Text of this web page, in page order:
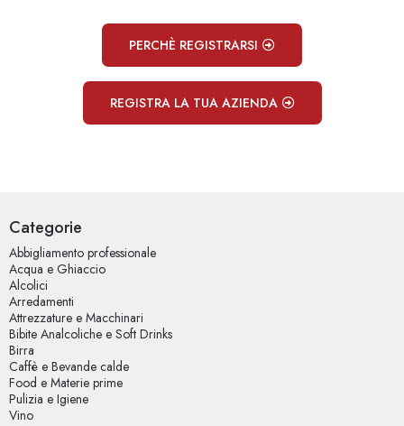
PERCHÈ REGISTRARSI
REGISTRA LA TUA AZIENDA
Categorie
Abbigliamento professionale
Acqua e Ghiaccio
Alcolici
Arredamenti
Attrezzature e Macchinari
Bibite Analcoliche e Soft Drinks
Birra
Caffè e Bevande calde
Food e Materie prime
Pulizia e Igiene
Vino